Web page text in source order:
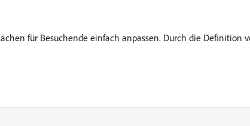
für Besuchende einfach anpassen. Durch die